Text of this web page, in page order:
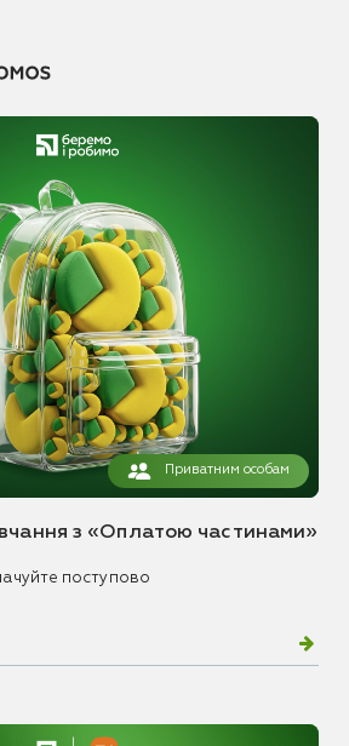
Приватним особам
з «Оплатою частинами»
поступово